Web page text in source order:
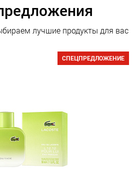
лучшие продукты для вас
СПЕЦПРЕДЛОЖЕНИЕ